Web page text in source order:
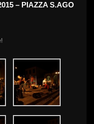
– PIAZZA S.AGO